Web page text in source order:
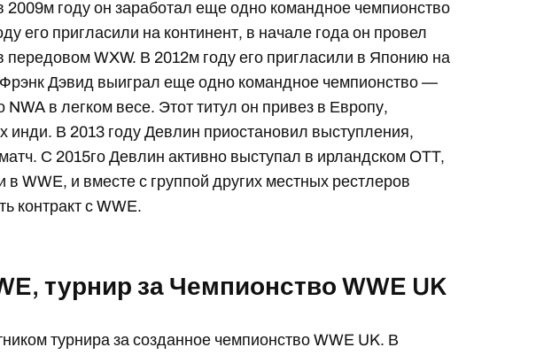
2009м году он заработал еще одно командное чемпионство
его пригласили на континент, в начале года он провел
передовом WXW. В 2012м году его пригласили в Японию на
Дэвид выиграл еще одно командное чемпионство —
в легком весе. Этот титул он привез в Европу,
В 2013 году Девлин приостановил выступления,
С 2015го Девлин активно выступал в ирландском OTT,
WWE, и вместе с группой других местных рестлеров
контракт с WWE.
турнир за Чемпионство WWE UK
турнира за созданное чемпионство WWE UK. В